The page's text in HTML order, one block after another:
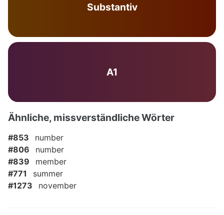
Substantiv
A1
Ähnliche, missverständliche Wörter
#853
number
#806
number
#839
member
#771
summer
#1273
november